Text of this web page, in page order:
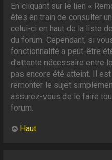
En cliquant sur le lien «
êtes en train de consulter
celui-ci en haut de la liste
du forum. Cependant, si
fonctionnalité a peut-être
d’attente nécessaire entre
pas encore été atteint. Il
remonter le sujet
assurez-vous de le faire
forum.
Haut